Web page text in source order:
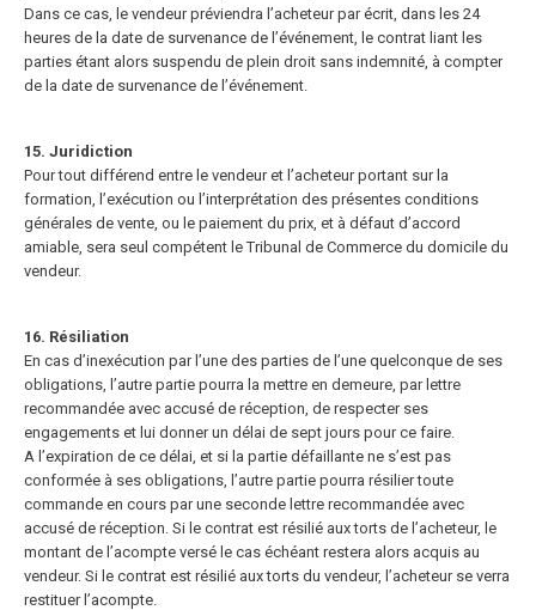
Dans ce cas, le vendeur préviendra l’acheteur par écrit, dans les 24
heures de la date de survenance de l’événement, le contrat liant les
parties étant alors suspendu de plein droit sans indemnité, à compter
de la date de survenance de l’événement.
15. Juridiction
Pour tout différend entre le vendeur et l’acheteur portant sur la
formation, l’exécution ou l’interprétation des présentes conditions
générales de vente, ou le paiement du prix, et à défaut d’accord
amiable, sera seul compétent le Tribunal de Commerce du domicile du
vendeur.
16. Résiliation
En cas d’inexécution par l’une des parties de l’une quelconque de ses
obligations, l’autre partie pourra la mettre en demeure, par lettre
recommandée avec accusé de réception, de respecter ses
engagements et lui donner un délai de sept jours pour ce faire.
A l’expiration de ce délai, et si la partie défaillante ne s’est pas
conformée à ses obligations, l’autre partie pourra résilier toute
commande en cours par une seconde lettre recommandée avec
accusé de réception. Si le contrat est résilié aux torts de l’acheteur, le
montant de l’acompte versé le cas échéant restera alors acquis au
vendeur. Si le contrat est résilié aux torts du vendeur, l’acheteur se verra
restituer l’acompte.